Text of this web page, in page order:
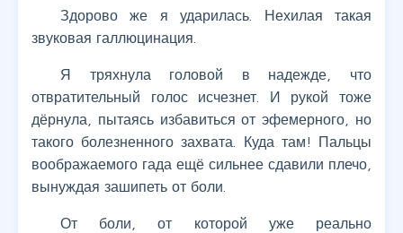
Здорово же я ударилась. Нехилая такая
звуковая галлюцинация.
Я тряхнула головой в надежде, что
отвратительный голос исчезнет. И рукой тоже
дёрнула, пытаясь избавиться от эфемерного, но
такого болезненного захвата. Куда там! Пальцы
воображаемого гада ещё сильнее сдавили плечо,
вынуждая зашипеть от боли.
От боли, от которой уже реально